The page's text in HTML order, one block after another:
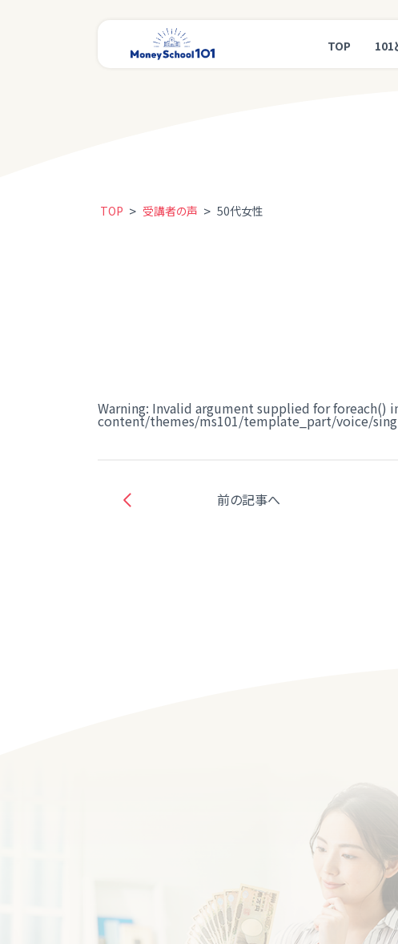
TOP 101
TOP > 受講者の声 > 50代女性
Warning: Invalid argument supplied for foreach()
content/themes/ms101/template_part/voice/
前の記事へ